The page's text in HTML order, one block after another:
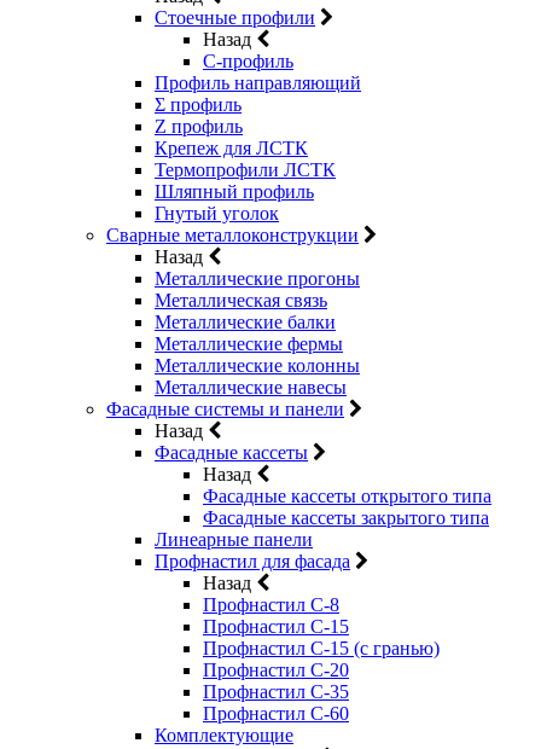
Стоечные профили
Назад
C-профиль
Профиль направляющий
Σ профиль
Z профиль
Крепеж для ЛСТК
Термопрофили ЛСТК
Шляпный профиль
Гнутый уголок
Сварные металлоконструкции
Назад
Металлические прогоны
Металлическая связь
Металлические балки
Металлические фермы
Металлические колонны
Металлические навесы
Фасадные системы и панели
Назад
Фасадные кассеты
Назад
Фасадные кассеты открытого типа
Фасадные кассеты закрытого типа
Линеарные панели
Профнастил для фасада
Назад
Профнастил С-8
Профнастил С-15
Профнастил С-15 (с гранью)
Профнастил С-20
Профнастил С-35
Профнастил С-60
Комплектующие